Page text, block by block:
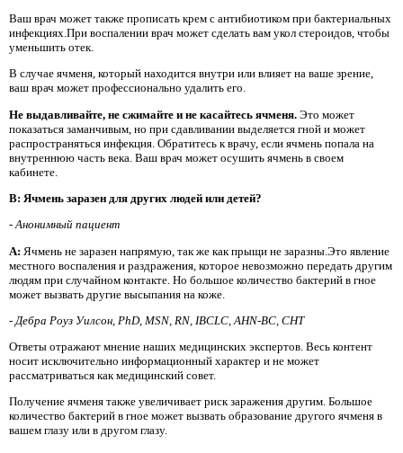
Ваш врач может также прописать крем с антибиотиком при бактериальных
инфекциях.При воспалении врач может сделать вам укол стероидов, чтобы
уменьшить отек.
В случае ячменя, который находится внутри или влияет на ваше зрение,
ваш врач может профессионально удалить его.
Не выдавливайте, не сжимайте и не касайтесь ячменя. Это может
показаться заманчивым, но при сдавливании выделяется гной и может
распространяться инфекция. Обратитесь к врачу, если ячмень попала на
внутреннюю часть века. Ваш врач может осушить ячмень в своем
кабинете.
В: Ячмень заразен для других людей или детей?
-Анонимный пациент
A: Ячмень не заразен напрямую, так же как прыщи не заразны.Это явление
местного воспаления и раздражения, которое невозможно передать другим
людям при случайном контакте. Но большое количество бактерий в гное
может вызвать другие высыпания на коже.
- Дебра Роуз Уилсон, PhD, MSN, RN, IBCLC, AHN-BC, CHT
Ответы отражают мнение наших медицинских экспертов. Весь контент
носит исключительно информационный характер и не может
рассматриваться как медицинский совет.
Получение ячменя также увеличивает риск заражения другим. Большое
количество бактерий в гное может вызвать образование другого ячменя в
вашем глазу или в другом глазу.